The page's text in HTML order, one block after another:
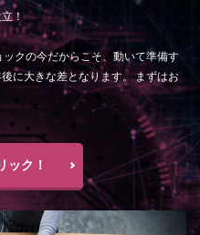
！
クの今だからこそ、動いて準備す
に大きな差となります。 まずはお
ック！